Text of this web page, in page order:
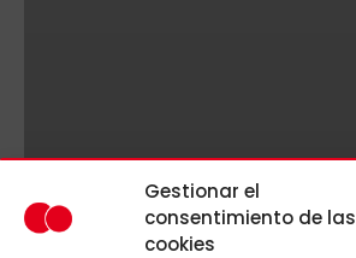
Gestionar el
consentimiento de las
cookies